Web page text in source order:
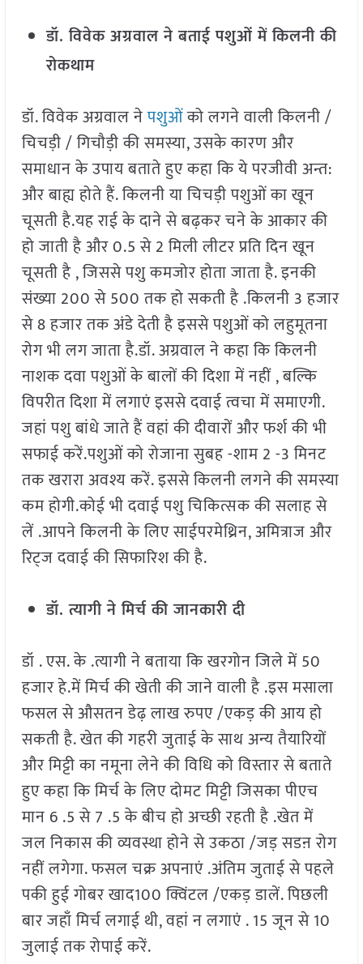
डॉ. विवेक अग्रवाल ने बताई पशुओं में किलनी की
रोकथाम
डॉ. विवेक अग्रवाल नेपशुओंको लगने वाली किलनी /
चिचड़ी / गिचौड़ी की समस्या, उसके कारण और
समाधान के उपाय बताते हुए कहा कि ये परजीवी अन्त:
और बाह्य होते हैं. किलनी या चिचड़ी पशुओं का खून
चूसती है.यह राई के दाने से बढ़कर चने के आकार की
हो जाती है और 0.5 से 2 मिली लीटर प्रति दिन खून
चूसती है , जिससे पशु कमजोर होता जाता है. इनकी
संख्या 200 से 500 तक हो सकती है .किलनी 3 हजार
से 8 हजार तक अंडे देती है इससे पशुओं को लहुमूतना
रोग भी लग जाता है.डॉ. अग्रवाल ने कहा कि किलनी
नाशक दवा पशुओं के बालों की दिशा में नहीं , बल्कि
विपरीत दिशा में लगाएं इससे दवाई त्वचा में समाएगी.
जहां पशु बांधे जाते हैं वहां की दीवारों और फर्श की भी
सफाई करें.पशुओं को रोजाना सुबह -शाम 2 -3 मिनट
तक खरारा अवश्य करें. इससे किलनी लगने की समस्या
कम होगी.कोई भी दवाई पशु चिकित्सक की सलाह से
लें .आपने किलनी के लिए साईपरमेथ्रिन, अमित्राज और
रिट्ज दवाई की सिफारिश की है.
डॉ. त्यागी ने मिर्च की जानकारी दी
डॉ . एस. के .त्यागी ने बताया कि खरगोन जिले में 50
हजार हे.में मिर्च की खेती की जाने वाली है .इस मसाला
फसल से औसतन डेढ़ लाख रुपए /एकड़ की आय हो
सकती है. खेत की गहरी जुताई के साथ अन्य तैयारियों
और मिट्टी का नमूना लेने की विधि को विस्तार से बताते
हुए कहा कि मिर्च के लिए दोमट मिट्टी जिसका पीएच
मान 6 .5 से 7 .5 के बीच हो अच्छी रहती है .खेत में
जल निकास की व्यवस्था होने से उकठा /जड़ सडऩ रोग
नहीं लगेगा. फसल चक्र अपनाएं .अंतिम जुताई से पहले
पकी हुई गोबर खाद100 क्विंटल /एकड़ डालें. पिछली
बार जहाँ मिर्च लगाई थी, वहां न लगाएं . 15 जून से 10
जुलाई तक रोपाई करें.